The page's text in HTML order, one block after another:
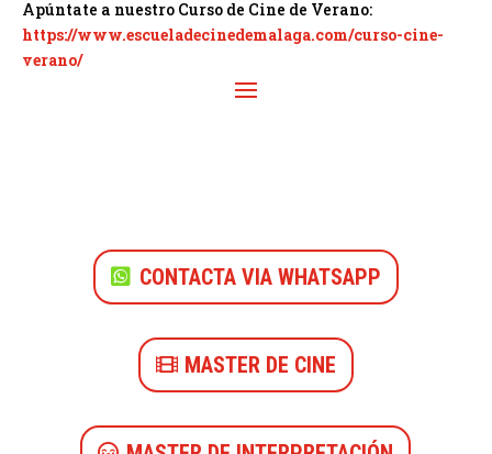
Apúntate a nuestro Curso de Cine de Verano:
https://www.escueladecinedemalaga.com/curso-cine-
verano/
CONTACTA VIA WHATSAPP
MASTER DE CINE